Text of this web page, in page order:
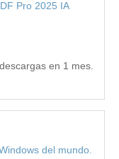
Pro 2025 IA
en 1 mes.
del mundo.